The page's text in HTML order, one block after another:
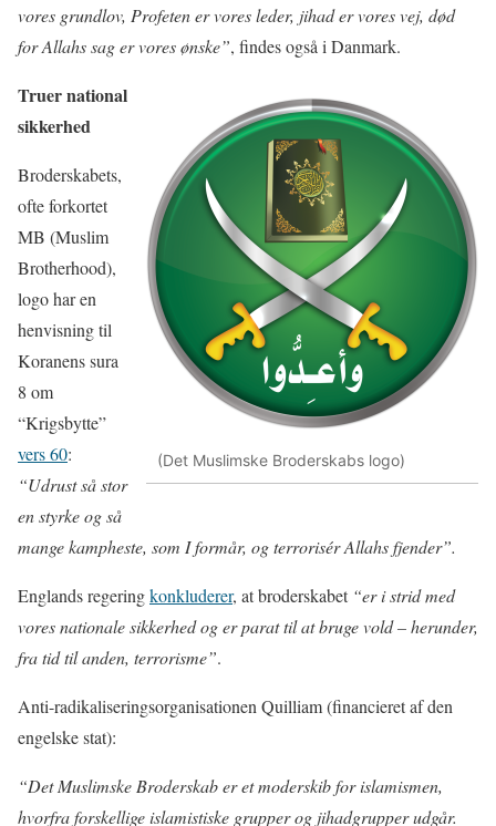
vores grundlov, Profeten er vores leder, jihad er vores vej, død
for Allahs sag er vores ønske”, findes også i Danmark.
(Det Muslimske Broderskabs logo)
Truer national
sikkerhed
Broderskabets,
ofte forkortet
MB (Muslim
Brotherhood),
logo har en
henvisning til
Koranens sura
8 om
“Krigsbytte”
vers 60:
“Udrust så stor
en styrke og så
mange kampheste, som I formår, og terrorisér Allahs fjender”.
Englands regeringkonkluderer, at broderskabet “er i strid med
vores nationale sikkerhed og er parat til at bruge vold – herunder,
fra tid til anden, terrorisme”.
Anti-radikaliseringsorganisationen Quilliam (financieret af den
engelske stat):
“Det Muslimske Broderskab er et moderskib for islamismen,
hvorfra forskellige islamistiske grupper og jihadgrupper udgår.